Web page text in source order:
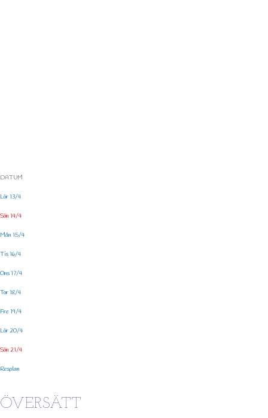
DATUM
Lör 13/4
Sön 14/4
Mån 15/4
Tis 16/4
Ons 17/4
Tor 18/4
Fre 19/4
Lör 20/4
Sön 21/4
Resplan
ÖVERSÄTT